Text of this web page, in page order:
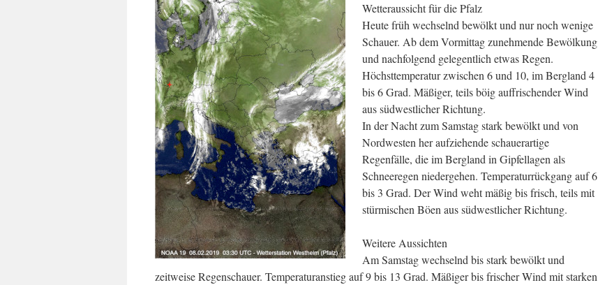
Wetteraussicht für die Pfalz
Heute früh wechselnd bewölkt und nur noch wenige
Schauer. Ab dem Vormittag zunehmende Bewölkung
und nachfolgend gelegentlich etwas Regen.
Höchsttemperatur zwischen 6 und 10, im Bergland 4
bis 6 Grad. Mäßiger, teils böig auffrischender Wind
aus südwestlicher Richtung.
In der Nacht zum Samstag stark bewölkt und von
Nordwesten her aufziehende schauerartige
Regenfälle, die im Bergland in Gipfellagen als
Schneeregen niedergehen. Temperaturrückgang auf 6
bis 3 Grad. Der Wind weht mäßig bis frisch, teils mit
stürmischen Böen aus südwestlicher Richtung.
Weitere Aussichten
Am Samstag wechselnd bis stark bewölkt und
zeitweise Regenschauer. Temperaturanstieg auf 9 bis 13 Grad. Mäßiger bis frischer Wind mit starken